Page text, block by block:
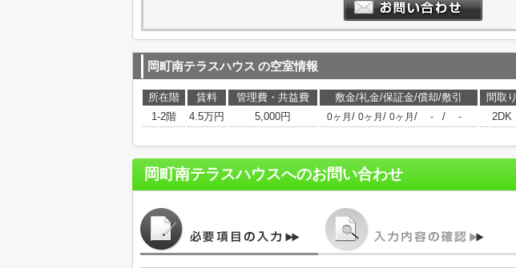
岡町南テラスハウス の空室情報
所在階 賃料 管理費・共益費 敷金/礼金/保証金/償却/敷引 間取り
1-2階
4.5万円 5,000円 0ヶ月 / 0ヶ月 / 0ヶ月 / - / - 2DK
岡町南テラスハウスへのお問い合わせ